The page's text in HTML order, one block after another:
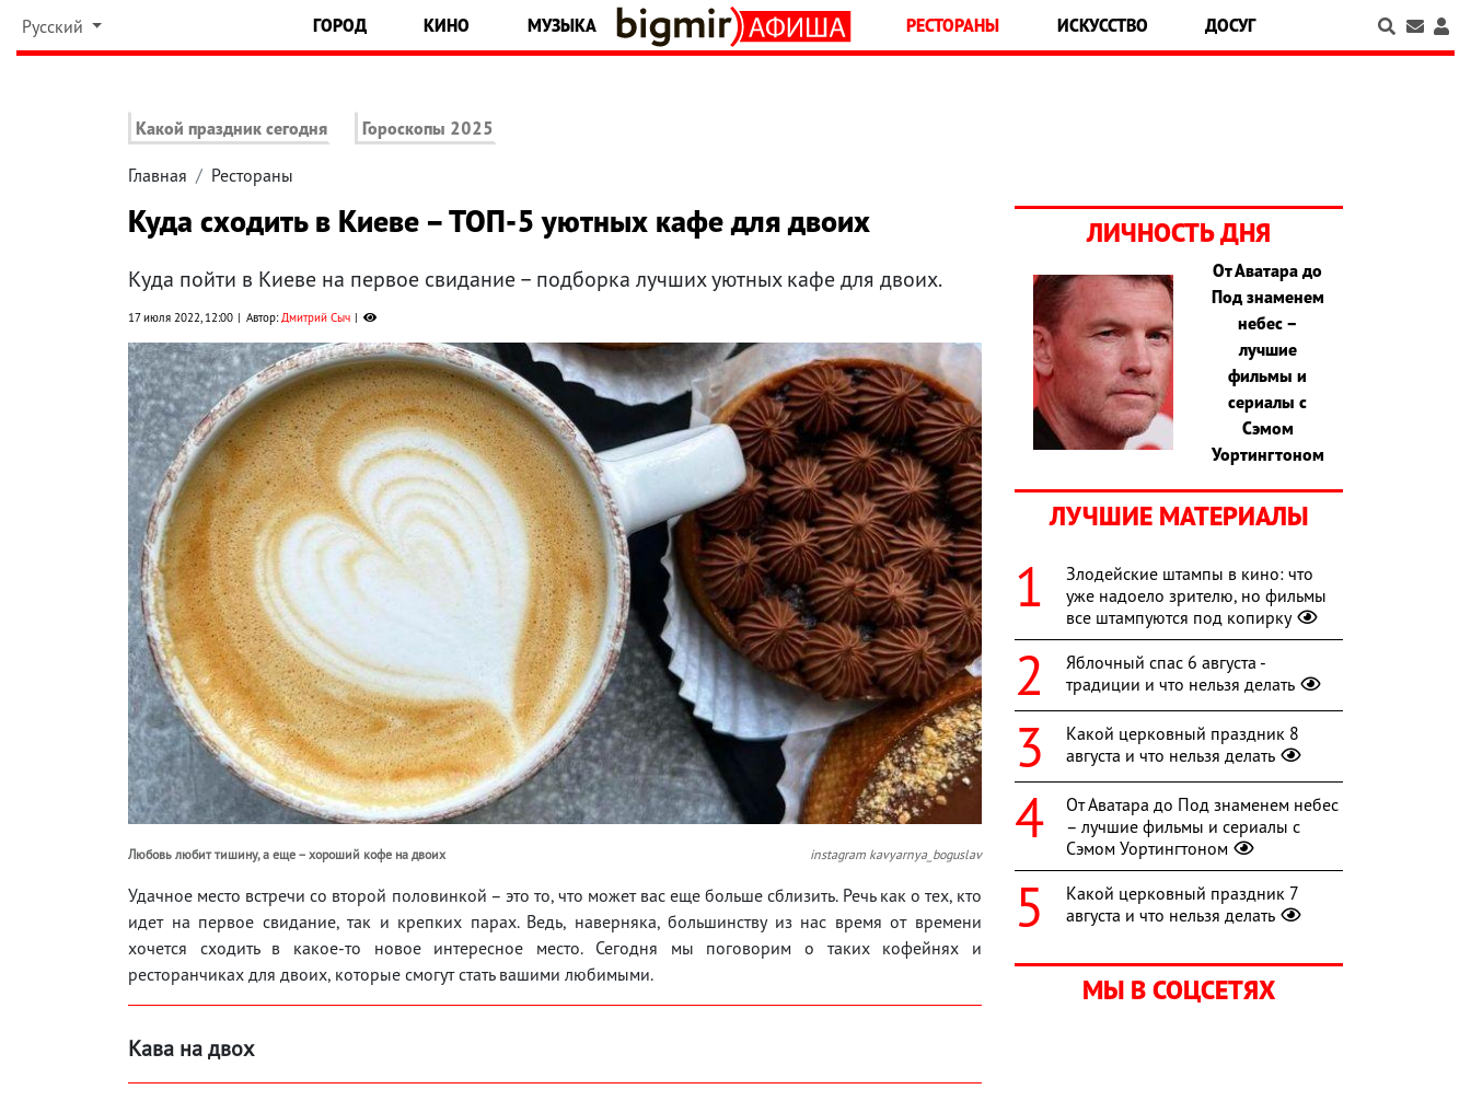
Русский ГОРОД КИНО МУЗЫКА РЕСТОРАНЫ ИСКУССТВО ДОСУГ
Какой праздник сегодня Гороскопы 2025
Главная Рестораны
Куда сходить в Киеве – ТОП-5 уютных кафе для двоих
Куда пойти в Киеве на первое свидание – подборка лучших уютных кафе для двоих.
17 июля 2022, 12:00 Автор:Дмитрий Сыч
Любовь любит тишину, а еще – хороший кофе на двоих instagram kavyarnya_boguslav
Удачное место встречи со второй половинкой – это то, что может вас еще больше сблизить. Речь как о тех, кто
идет на первое свидание, так и крепких парах. Ведь, наверняка, большинству из нас время от времени
хочется сходить в какое-то новое интересное место. Сегодня мы поговорим о таких кофейнях и
ресторанчиках для двоих, которые смогут стать вашими любимыми.
Кава на двох
ЛИЧНОСТЬ ДНЯ
От Аватара до
Под знаменем
небес –
лучшие
фильмы и
сериалы с
Сэмом
Уортингтоном
ЛУЧШИЕ МАТЕРИАЛЫ
Злодейские штампы в кино: что
уже надоело зрителю, но фильмы
все штампуются под копирку
Яблочный спас 6 августа -
традиции и что нельзя делать
Какой церковный праздник 8
августа и что нельзя делать
От Аватара до Под знаменем небес
– лучшие фильмы и сериалы с
Сэмом Уортингтоном
Какой церковный праздник 7
августа и что нельзя делать
МЫ В СОЦСЕТЯХ